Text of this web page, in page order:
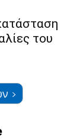
του